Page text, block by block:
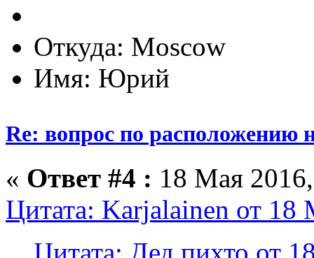
Откуда: Moscow
Имя: Юрий
Re: вопрос по расположению
« Ответ #4 : 18 Мая
Цитата: Karjalainen от
Цитата: Дед пихто от